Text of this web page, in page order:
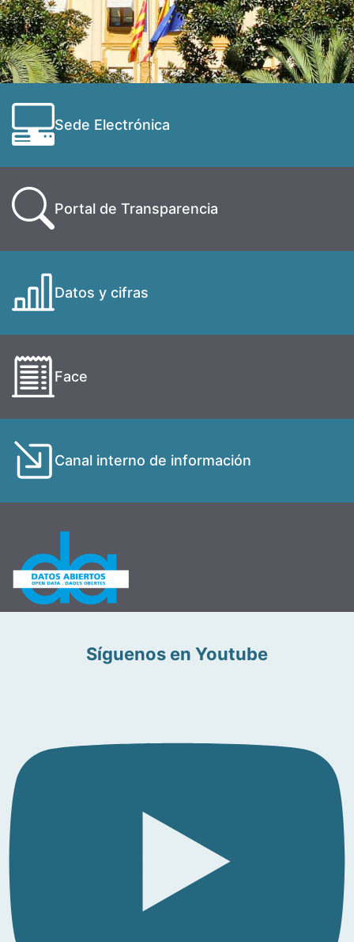
Sede Electrónica
Portal de Transparencia
Datos y cifras
Face
Canal interno de información
Síguenos en Youtube